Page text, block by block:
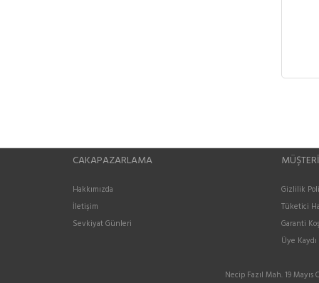
CAKAPAZARLAMA
Hakkımızda
İletişim
Sevkiyat Günleri
Gizlilik
Tüketici
Garanti
Üye Kaydı
Necip Fazıl Mah. 19